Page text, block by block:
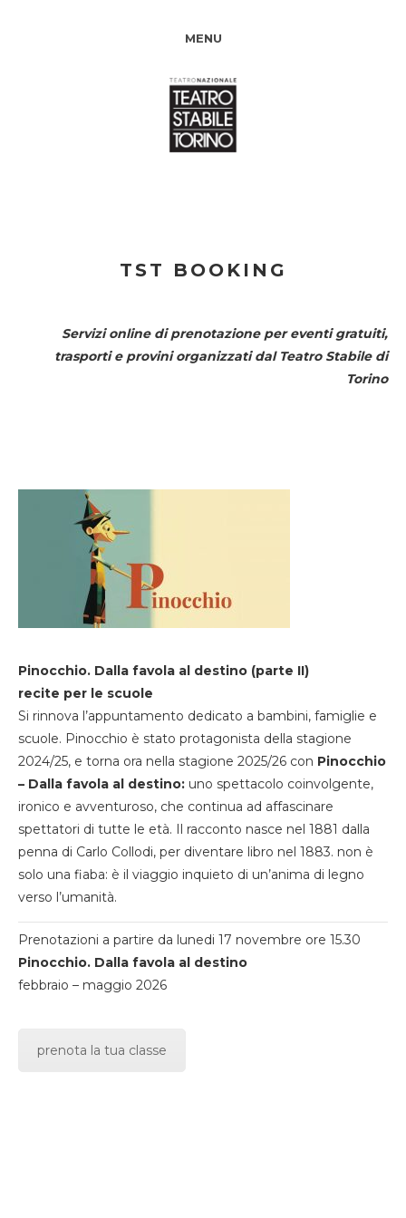
MENU
TST BOOKING
Servizi online di prenotazione per eventi gratuiti,
trasporti e provini organizzati dal Teatro Stabile di
Torino
Pinocchio. Dalla favola al destino (parte II)
recite per le scuole
Si rinnova l’appuntamento dedicato a bambini, famiglie e
scuole. Pinocchio è stato protagonista della stagione
2024/25, e torna ora nella stagione 2025/26 con Pinocchio
– Dalla favola al destino: uno spettacolo coinvolgente,
ironico e avventuroso, che continua ad affascinare
spettatori di tutte le età. Il racconto nasce nel 1881 dalla
penna di Carlo Collodi, per diventare libro nel 1883. non è
solo una fiaba: è il viaggio inquieto di un’anima di legno
verso l’umanità.
Prenotazioni a partire da lunedi 17 novembre ore 15.30
Pinocchio. Dalla favola al destino
febbraio – maggio 2026
prenota la tua classe